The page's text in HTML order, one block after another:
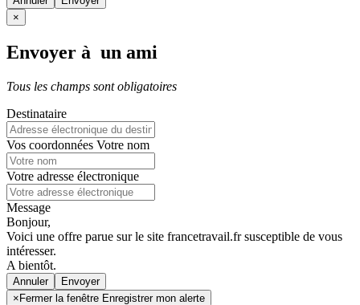
×
Envoyer à un ami
Tous les champs sont obligatoires
Destinataire
Vos coordonnées Votre nom
Votre adresse électronique
Message
Bonjour,
Voici une offre parue sur le site francetravail.fr susceptible de vous
intéresser.
A bientôt.
Annuler
× Fermer la fenêtre Enregistrer mon alerte